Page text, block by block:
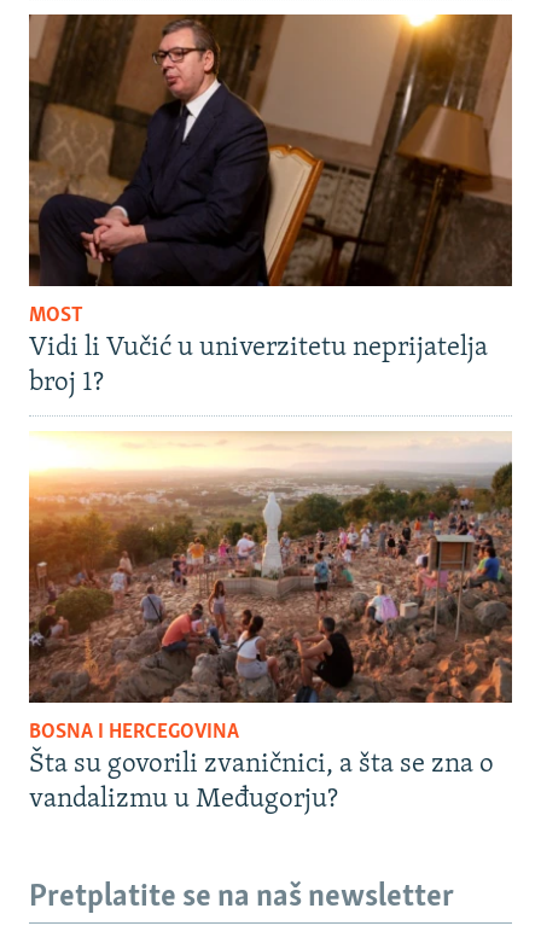
MOST
Vidi li Vučić u univerzitetu neprijatelja
broj 1?
BOSNA I HERCEGOVINA
Šta su govorili zvaničnici, a šta se zna o
vandalizmu u Međugorju?
Pretplatite se na naš newsletter